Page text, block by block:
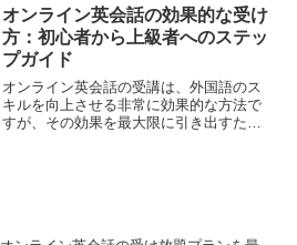
英会話の実際の利用体験をもとに、成功
するためのポイントを徹底...
オンライン英会話の効果的な受け
方：初心者から上級者へのステッ
プガイド
オンライン英会話の受講は、外国語のス
キルを向上させる非常に効果的な方法で
すが、その効果を最大限に引き出すため